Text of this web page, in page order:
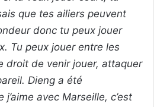
que tes ailiers peuvent
donc tu peux jouer
Tu peux jouer entre les
droit de venir jouer, attaquer
Dieng a été
avec Marseille, c’est